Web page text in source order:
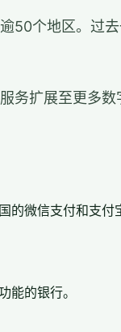
50个地区。过
务扩展至更多
微信支付和支付
能的银行。